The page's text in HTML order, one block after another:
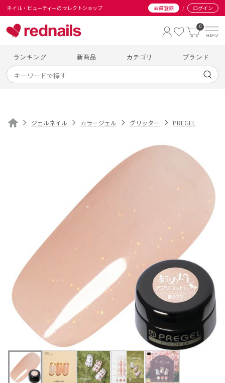
ネイル・ビューティーのセレクトショップ 会員登録 / ログイン
0
ランキング 新商品 カテゴリ ブランド
ジェルネイル カラージェル グリッター PREGEL